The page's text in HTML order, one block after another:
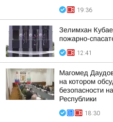
19:36
Зелимхан
пожарно-
12:41
Магомед
на котором
безопасности
Республики
18:30